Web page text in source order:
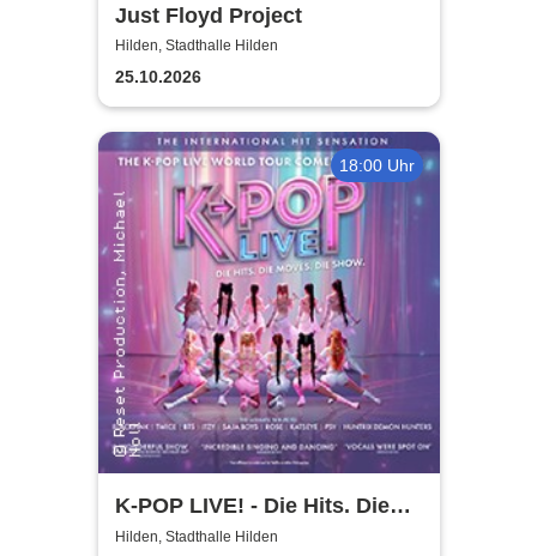
Just Floyd Project
Hilden, Stadthalle Hilden
25.10.2026
18:00 Uhr
K-POP LIVE! - Die Hits. Die
Moves. Die Show.
Hilden, Stadthalle Hilden